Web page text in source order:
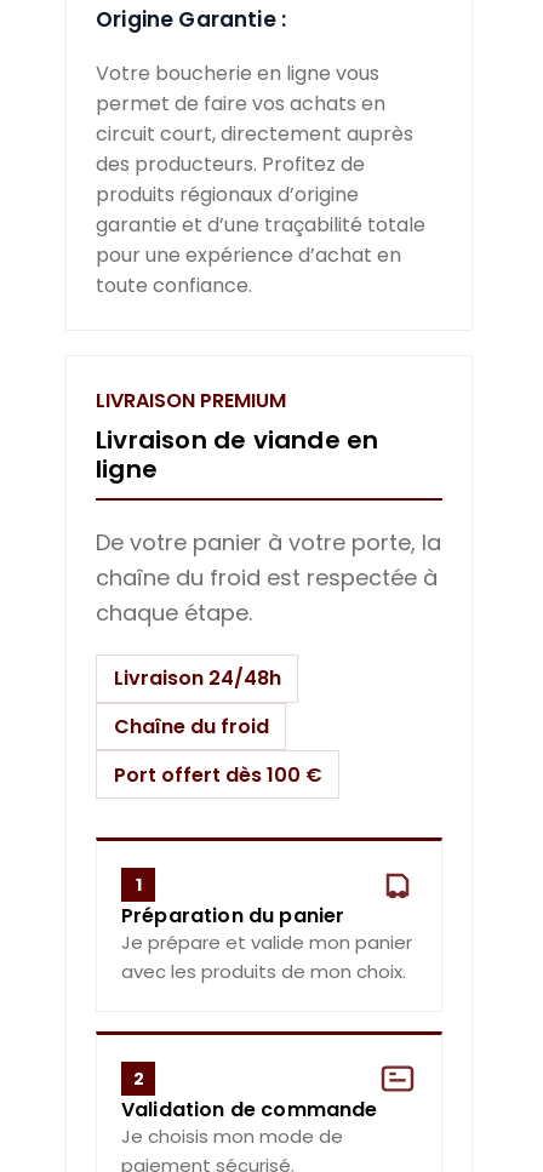
Origine Garantie :
Votre boucherie en ligne vous
permet de faire vos achats en
circuit court, directement auprès
des producteurs. Profitez de
produits régionaux d’origine
garantie et d’une traçabilité totale
pour une expérience d’achat en
toute confiance.
LIVRAISON PREMIUM
Livraison de viande en
ligne
De votre panier à votre porte, la
chaîne du froid est respectée à
chaque étape.
Livraison 24/48h
Chaîne du froid
Port offert dès 100 €
1
Préparation du panier
Je prépare et valide mon panier
avec les produits de mon choix.
2
Validation de commande
Je choisis mon mode de
paiement sécurisé.